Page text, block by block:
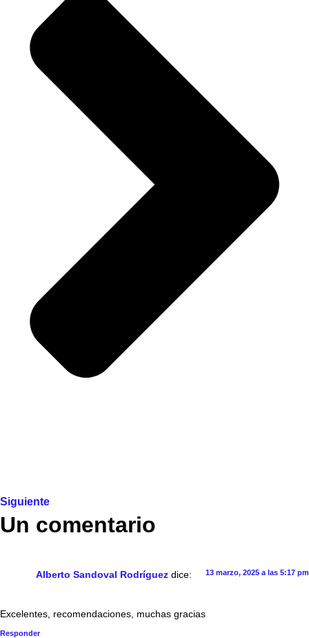
Siguiente
Un comentario
Alberto Sandoval Rodríguez dice: 13 marzo, 2025 a las 5:17 pm
Excelentes, recomendaciones, muchas gracias
Responder